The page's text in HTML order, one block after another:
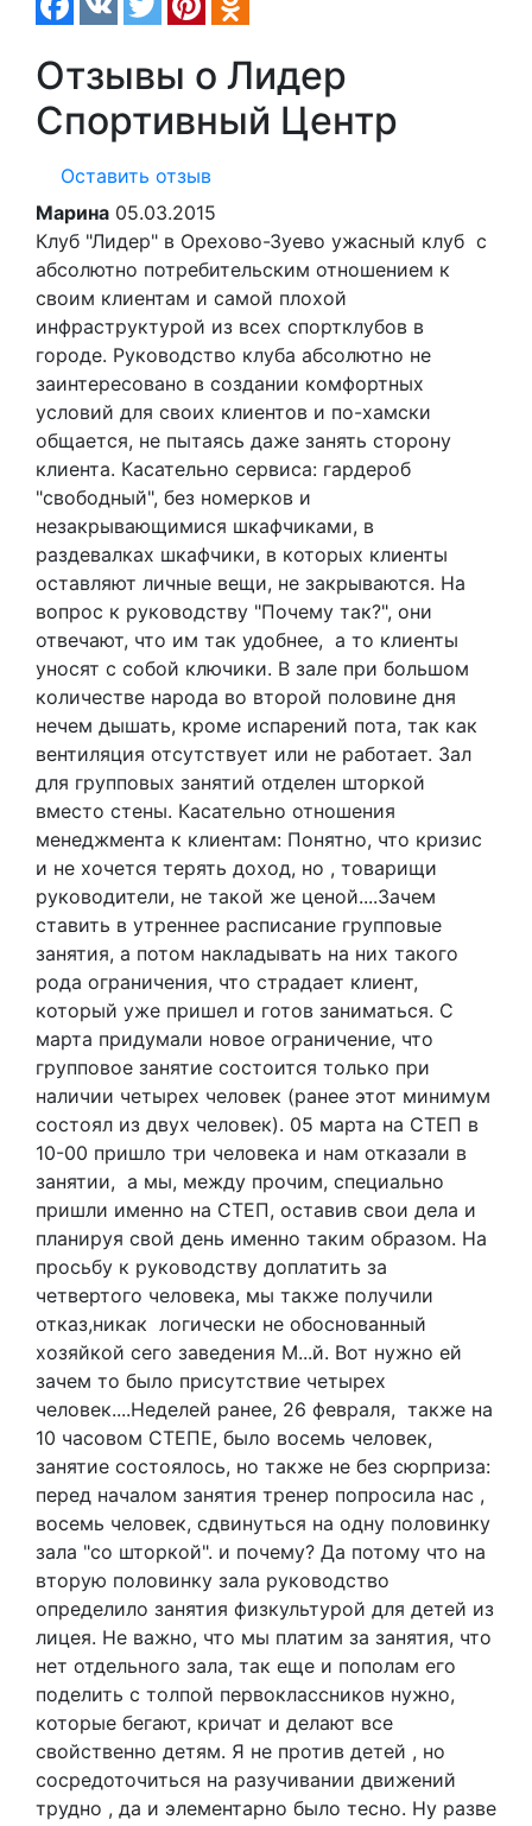
Отзывы о Лидер
Спортивный Центр
Оставить отзыв
Марина 05.03.2015
Клуб "Лидер" в Орехово-Зуево ужасный клуб с
абсолютно потребительским отношением к
своим клиентам и самой плохой
инфраструктурой из всех спортклубов в
городе. Руководство клуба абсолютно не
заинтересовано в создании комфортных
условий для своих клиентов и по-хамски
общается, не пытаясь даже занять сторону
клиента. Касательно сервиса: гардероб
"свободный", без номерков и
незакрывающимися шкафчиками, в
раздевалках шкафчики, в которых клиенты
оставляют личные вещи, не закрываются. На
вопрос к руководству "Почему так?", они
отвечают, что им так удобнее, а то клиенты
уносят с собой ключики. В зале при большом
количестве народа во второй половине дня
нечем дышать, кроме испарений пота, так как
вентиляция отсутствует или не работает. Зал
для групповых занятий отделен шторкой
вместо стены. Касательно отношения
менеджмента к клиентам: Понятно, что кризис
и не хочется терять доход, но , товарищи
руководители, не такой же ценой....Зачем
ставить в утреннее расписание групповые
занятия, а потом накладывать на них такого
рода ограничения, что страдает клиент,
который уже пришел и готов заниматься. С
марта придумали новое ограничение, что
групповое занятие состоится только при
наличии четырех человек (ранее этот минимум
состоял из двух человек). 05 марта на СТЕП в
10-00 пришло три человека и нам отказали в
занятии, а мы, между прочим, специально
пришли именно на СТЕП, оставив свои дела и
планируя свой день именно таким образом. На
просьбу к руководству доплатить за
четвертого человека, мы также получили
отказ,никак логически не обоснованный
хозяйкой сего заведения М...й. Вот нужно ей
зачем то было присутствие четырех
человек....Неделей ранее, 26 февраля, также на
10 часовом СТЕПЕ, было восемь человек,
занятие состоялось, но также не без сюрприза:
перед началом занятия тренер попросила нас ,
восемь человек, сдвинуться на одну половинку
зала "со шторкой". и почему? Да потому что на
вторую половинку зала руководство
определило занятия физкультурой для детей из
лицея. Не важно, что мы платим за занятия, что
нет отдельного зала, так еще и пополам его
поделить с толпой первоклассников нужно,
которые бегают, кричат и делают все
свойственно детям. Я не против детей , но
сосредоточиться на разучивании движений
трудно , да и элементарно было тесно. Ну разве